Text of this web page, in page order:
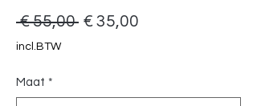
€ 55,00 Normale
€ 35,00
incl.BTW
Maat *